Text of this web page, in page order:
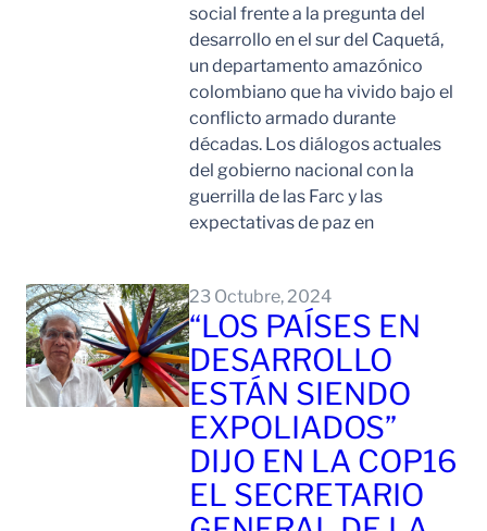
social frente a la pregunta del
desarrollo en el sur del Caquetá,
un departamento amazónico
colombiano que ha vivido bajo el
conflicto armado durante
décadas. Los diálogos actuales
del gobierno nacional con la
guerrilla de las Farc y las
expectativas de paz en
23 Octubre, 2024
“LOS PAÍSES EN
DESARROLLO
ESTÁN SIENDO
EXPOLIADOS”
DIJO EN LA COP16
EL SECRETARIO